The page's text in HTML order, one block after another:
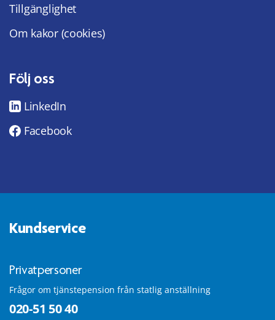
Tillgänglighet
Om kakor (cookies)
Följ oss
LinkedIn
Facebook
Kundservice
Privatpersoner
Frågor om tjänstepension från statlig anställning
020-51 50 40